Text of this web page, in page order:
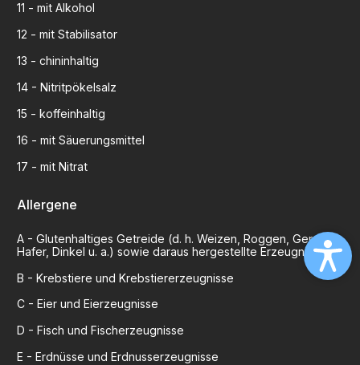
11 - mit Alkohol
12 - mit Stabilisator
13 - chininhaltig
14 - Nitritpökelsalz
15 - koffeinhaltig
16 - mit Säuerungsmittel
17 - mit Nitrat
Allergene
A - Glutenhaltiges Getreide (d. h. Weizen, Roggen, Gerste,
Hafer, Dinkel u. a.) sowie daraus hergestellte Erzeugnisse
B - Krebstiere und Krebstiererzeugnisse
C - Eier und Eierzeugnisse
D - Fisch und Fischerzeugnisse
E - Erdnüsse und Erdnusserzeugnisse